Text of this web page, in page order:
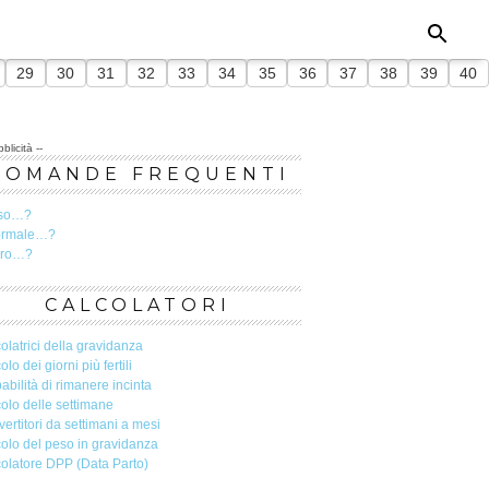
29 30 31 32 33 34 35 36 37 38 39 40
--
FREQUENTI
CALCOLATORI
della gravidanza
dei giorni più fertili
di rimanere incinta
delle settimane
da settimani a mesi
del peso in gravidanza
DPP (Data Parto)